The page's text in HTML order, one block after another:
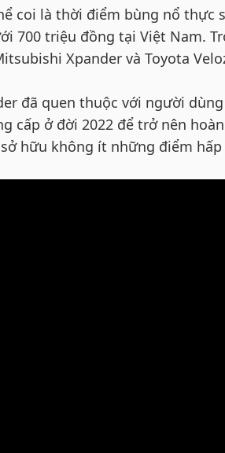
coi là thời điểm bùng nổ thực
700 triệu đồng tại Việt Nam.
Xpander và Toyota
đã quen thuộc với người
cấp ở đời 2022 để trở nên
hữu không ít những điểm hấp